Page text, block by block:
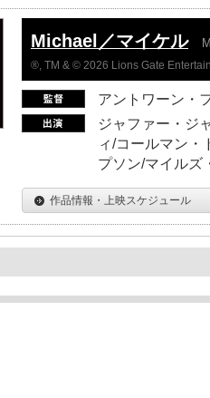
Michael／マイケル
®, TM & © 2026 Lions Gate
アントワーン・
ジャファー・ジ
ィ/コールマン・
プソン/マイルズ
作品情報・上映スケジュール